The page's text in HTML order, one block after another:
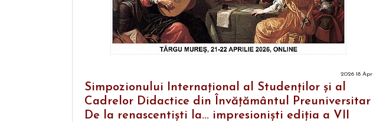
2026 18 Apr
Simpozionului Internaţional al Studenţilor şi al
Cadrelor Didactice din Învăţământul Preuniversitar
De la renascentişti la... impresionişti ediţia a VII